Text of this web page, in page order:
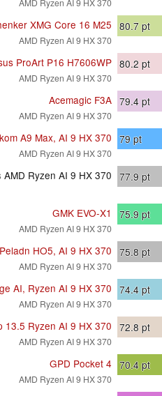
AMD Ryzen AI 9 HX 370
XMG Core 16 M25
AMD Ryzen AI 9 HX 370
80.7 pt
ProArt P16 H7606WP
AMD Ryzen AI 9 HX 370
80.2 pt
Acemagic F3A
AMD Ryzen AI 9 HX 370
79.4 pt
A9 Max, AI 9 HX 370
AMD Ryzen AI 9 HX 370
79pt
AMD Ryzen AI 9 HX 370 77.9 pt
GMK EVO-X1
AMD Ryzen AI 9 HX 370
75.9pt
Peladn HO5, AI 9 HX 370
AMD Ryzen AI 9 HX 370
75.8 pt
AI, Ryzen AI 9 HX 370
AMD Ryzen AI 9 HX 370
74.4 pt
13.5 Ryzen AI 9 HX 370
AMD Ryzen AI 9 HX 370
72.8 pt
GPD Pocket 4
AMD Ryzen AI 9 HX 370
70.4pt